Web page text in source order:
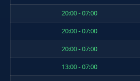
07:00 - 20:00
07:00 - 20:00
07:00 - 20:00
07:00 - 13:00